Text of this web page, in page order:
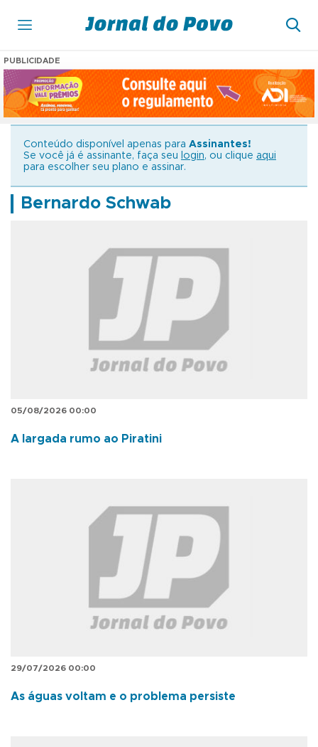
PUBLICIDADE
Conteúdo disponível apenas para Assinantes!
Se você já é assinante, faça seu
login, ou clique aqui
para escolher seu plano e assinar.
Bernardo Schwab
05/08/2026 00:00
A largada rumo ao Piratini
29/07/2026 00:00
As águas voltam e o problema persiste